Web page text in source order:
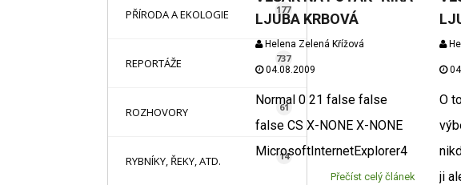
PŘÍRODA A EKOLOGIE 177
REPORTÁŽE 737
ROZHOVORY 61
RYBNÍKY, ŘEKY, ATD. 14
LJUBA KRBOVÁ
Helena Zelená Křížová
04.08.2009
Normal 0 21 false false
false CS X-NONE X-NONE
MicrosoftInternetExplorer4
Přečíst celý článek
O
ji